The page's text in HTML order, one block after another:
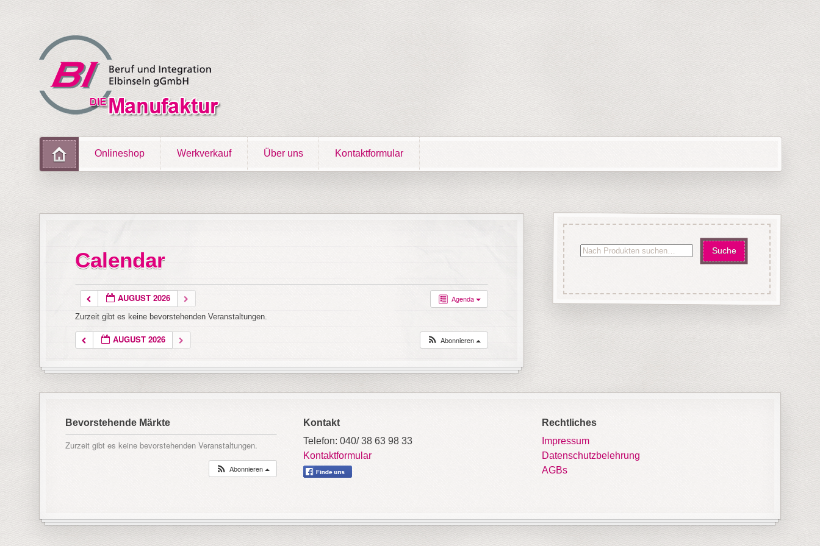
Onlineshop Werkverkauf Über uns Kontaktformular
Calendar
Agenda
AUGUST 2026
Zurzeit gibt es keine bevorstehenden Veranstaltungen.
AUGUST 2026 Abonnieren
Bevorstehende Märkte
Zurzeit gibt es keine bevorstehenden Veranstaltungen.
Abonnieren
Kontakt
Telefon: 040/ 38 63 98 33
Kontaktformular
Rechtliches
Impressum
Datenschutzbelehrung
AGBs